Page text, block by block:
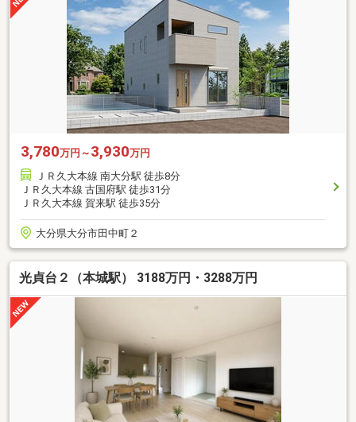
3,780万円～ 3,930万円
ＪＲ久大本線 南大分駅 徒歩8分
ＪＲ久大本線 古国府駅 徒歩31分
ＪＲ久大本線 賀来駅 徒歩35分
大分県大分市田中町２
光貞台２（本城駅） 3188万円・3288万円